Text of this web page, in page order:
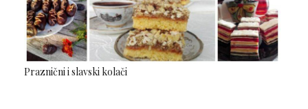
Praznični i slavski kolači